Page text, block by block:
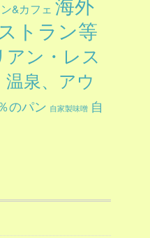
&カフェ
トラン等
ン・レス
温泉、アウ
のパン 自家製味噌 自